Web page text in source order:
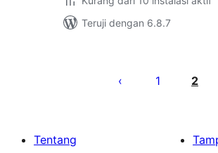
Teruji dengan 6.8.7
1 2
Tentang